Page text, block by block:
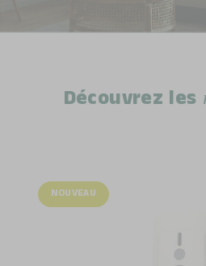
Découvrez les
NOUVEAU